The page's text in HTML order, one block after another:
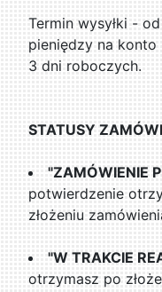
Termin wysyłki -
pieniędzy na
3 dni roboczych.
STATUSY
"ZAMÓWIENIE
potwierdzenie
złożeniu
"W TRAKCIE
otrzymasz po